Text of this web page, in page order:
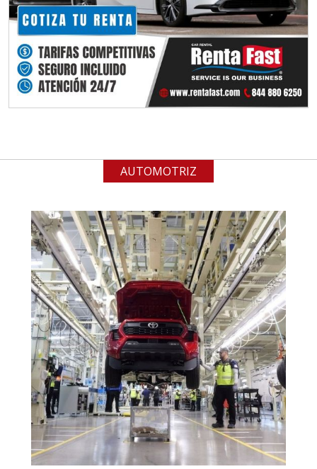
Requiere:
ALAMBRE DE INCONEL
Especificaciones:
Requisitos: Garantizar composición
química y origen adecuados
(especialmente para grafito) y
Empresa en Jalisco
Requiere:
ACERO INOXIDABLE
Especificaciones:
Incluyendo grado 304. Requisitos:
Garantizar composición química y
origen adecuados (especialmente
para grafito) y contar con sistemas
de calidad y gestión ambiental.
Aplicar al Requerimiento
AUTOMOTRIZ